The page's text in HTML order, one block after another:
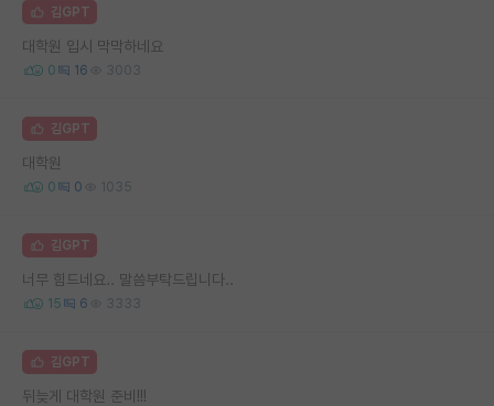
김GPT
대학원 입시 막막하네요
0 16 3003
김GPT
대학원
0 0 1035
김GPT
너무 힘드네요.. 말씀부탁드립니다..
15 6 3333
김GPT
뒤늦게 대학원 준비!!!